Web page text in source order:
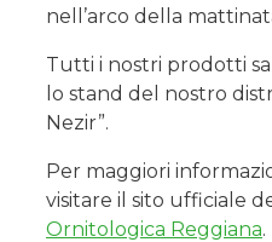
nell’arco della
Tutti i nostri prodotti
lo stand del nostro
Nezir”.
Per maggiori
visitare il sito ufficiale
Ornitologica Reggiana.